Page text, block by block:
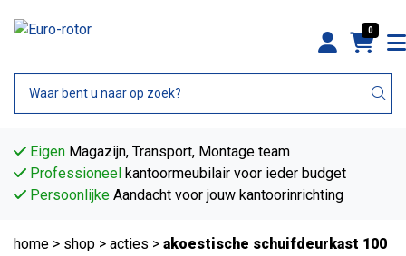
0
Eigen Magazijn, Transport, Montage team
Professioneel kantoormeubilair voor ieder budget
Persoonlijke Aandacht voor jouw kantoorinrichting
home > shop > acties > akoestische schuifdeurkast 100